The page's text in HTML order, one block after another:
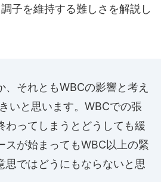
子を維持する難しさを解説し
、それともWBCの影響と考え
いと思います。WBCでの張
わってしまうとどうしても緩
スが始まってもWBC以上の緊
ではどうにもならないと思